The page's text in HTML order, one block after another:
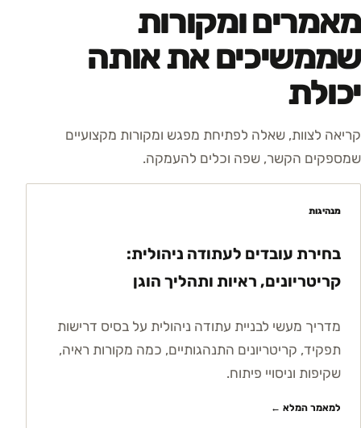
מאמרים ומקורות
שממשיכים את אותה
יכולת
קריאה לצוות, שאלה לפתיחת מפגש ומקורות מקצועיים
שמספקים הקשר, שפה וכלים להעמקה.
מנהיגות
בחירת עובדים לעתודה ניהולית:
קריטריונים, ראיות ותהליך הוגן
מדריך מעשי לבניית עתודה ניהולית על בסיס דרישות
תפקיד, קריטריונים התנהגותיים, כמה מקורות ראיה,
שקיפות וניסויי פיתוח.
למאמר המלא ←